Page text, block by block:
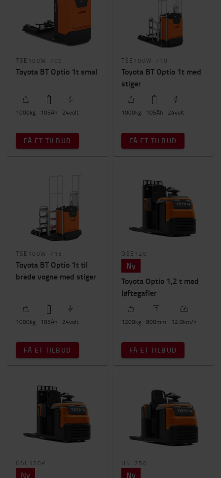
1000kg
Løftehøjde (mm)
Pris
184000kr.
Byggehøjde
1900mm
TSE100W-709
Toyota BT Optio 1t smal
1000kg 105Ah 24volt
FÅ ET TILBUD
TSE100W-710
Toyota BT Optio 1t med
stiger
1000kg 105Ah 24volt
FÅ ET TILBUD
TSE100W-713
Toyota BT Optio 1t til
brede vogne med stiger
1000kg 105Ah 24volt
FÅ ET TILBUD
OSE120
Ny
Toyota Optio 1,2 t med
løftegafler
1200kg 800mm 12.0km/h
FÅ ET TILBUD
OSE120P
Ny
OSE250
Ny